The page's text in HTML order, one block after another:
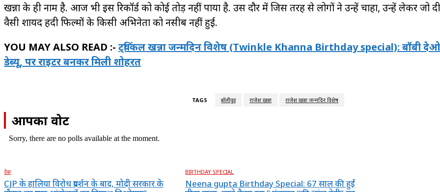
खन्ना के ही नाम है. आज भी इस रिकॉर्ड को कोई तोड़ नहीं पाया है. उस दौर में जिस तरह से लोगों ने उन्हें चाहा, उन्हें लेकर जो
वैसी शायद हिंदी फिल्मों के किसी अभिनेता को नसीब नहीं हुई.
YOU MAY ALSO READ :- ट्विंकल खन्ना जन्मदिन विशेष (Twinkle Khanna Birthday special): बॉबी
डेब्यू, पर राइटर बनकर मिली शोहरत
TAGS बॉलीवुड राजेश खन्ना राजेश खन्ना जन्मदिन विशेष
आपका वोट
Sorry, there are no polls available at the moment.
देश
CJP के हालिया विरोध प्रदर्शन के बाद, मोदी सरकार के
BIRTHDAY SPECIAL
Neena gupta Birthday Special: 67 साल की हुईं